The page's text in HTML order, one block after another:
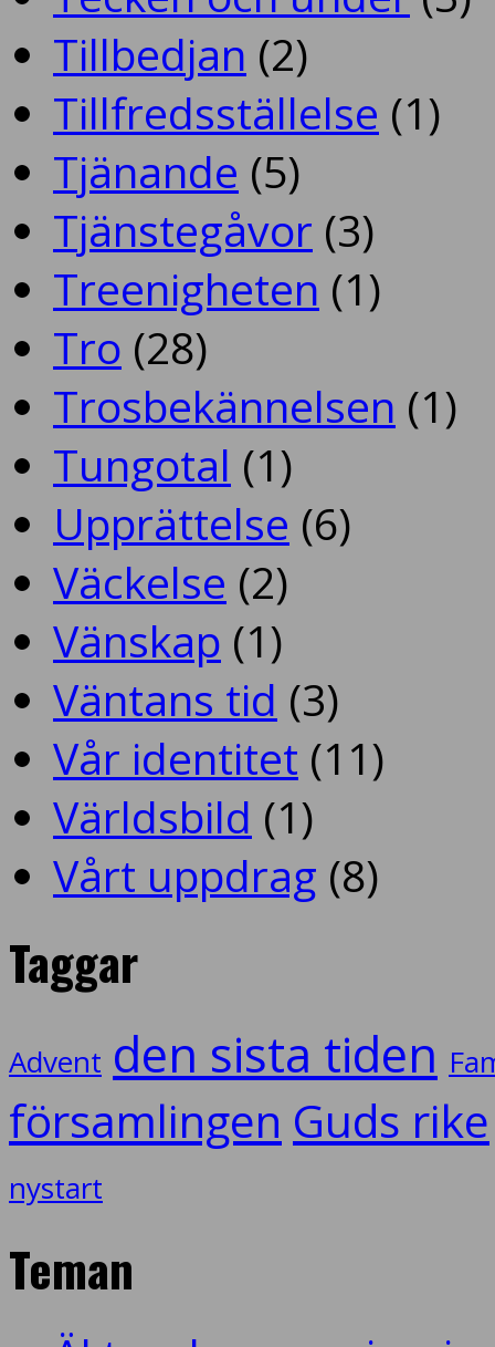
Tillbedjan (2)
Tillfredsställelse (1)
Tjänande (5)
Tjänstegåvor (3)
Treenigheten (1)
Tro (28)
Trosbekännelsen (1)
Tungotal (1)
Upprättelse (6)
Väckelse (2)
Vänskap (1)
Väntans tid (3)
Vår identitet (11)
Världsbild (1)
Vårt uppdrag (8)
Taggar
Advent den sista tiden
församlingen Guds rike
nystart
Teman